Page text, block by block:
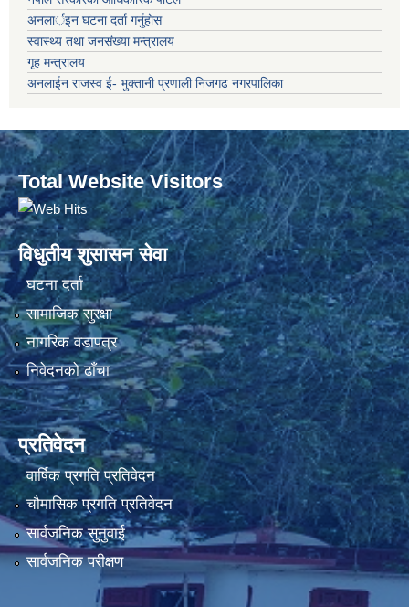
अनलार्इन घटना दर्ता गर्नुहोस
स्वास्थ्य तथा जनसंख्या मन्त्रालय
गृह मन्त्रालय
अनलाईन राजस्व ई- भुक्तानी प्रणाली निजगढ नगरपालिका
Total Website Visitors
विधुतीय शुसासन सेवा
घटना दर्ता
सामाजिक सुरक्षा
नागरिक वडापत्र
निवेदनको ढाँचा
प्रतिवेदन
वार्षिक प्रगति प्रतिवेदन
चौमासिक प्रगति प्रतिवेदन
सार्वजनिक सुनुवाई
सार्वजनिक परीक्षण